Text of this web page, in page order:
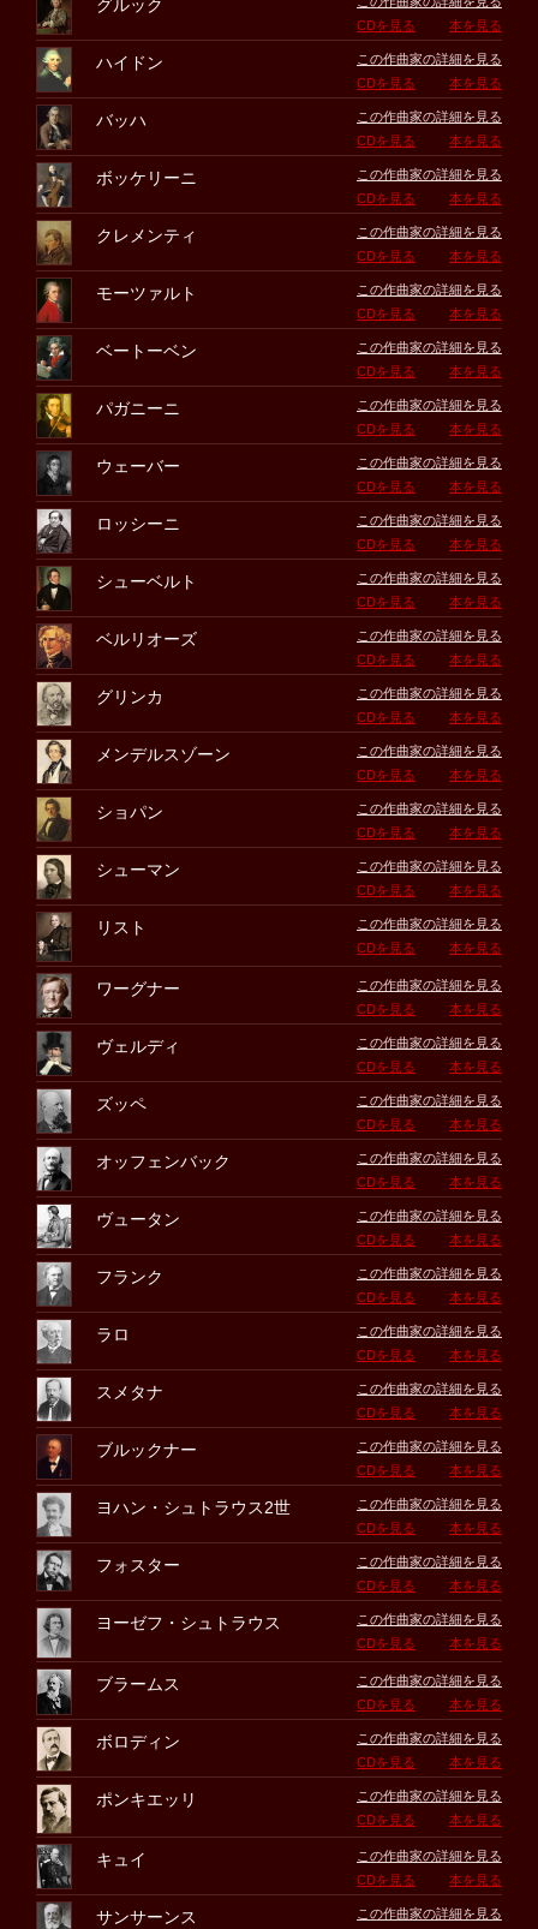
グルック
CDを見る
本を見る
ハイドン
この作曲家の詳細を見る
CDを見る
本を見る
バッハ
この作曲家の詳細を見る
CDを見る
本を見る
ボッケリーニ
この作曲家の詳細を見る
CDを見る
本を見る
クレメンティ
この作曲家の詳細を見る
CDを見る
本を見る
モーツァルト
この作曲家の詳細を見る
CDを見る
本を見る
ベートーベン
この作曲家の詳細を見る
CDを見る
本を見る
パガニーニ
この作曲家の詳細を見る
CDを見る
本を見る
ウェーバー
この作曲家の詳細を見る
CDを見る
本を見る
ロッシーニ
この作曲家の詳細を見る
CDを見る
本を見る
シューベルト
この作曲家の詳細を見る
CDを見る
本を見る
ベルリオーズ
この作曲家の詳細を見る
CDを見る
本を見る
グリンカ
この作曲家の詳細を見る
CDを見る
本を見る
メンデルスゾーン
この作曲家の詳細を見る
CDを見る
本を見る
ショパン
この作曲家の詳細を見る
CDを見る
本を見る
シューマン
この作曲家の詳細を見る
CDを見る
本を見る
リスト
この作曲家の詳細を見る
CDを見る
本を見る
ワーグナー
この作曲家の詳細を見る
CDを見る
本を見る
ヴェルディ
この作曲家の詳細を見る
CDを見る
本を見る
ズッペ
この作曲家の詳細を見る
CDを見る
本を見る
オッフェンバック
この作曲家の詳細を見る
CDを見る
本を見る
ヴュータン
この作曲家の詳細を見る
CDを見る
本を見る
フランク
この作曲家の詳細を見る
CDを見る
本を見る
ラロ
この作曲家の詳細を見る
CDを見る
本を見る
スメタナ
この作曲家の詳細を見る
CDを見る
本を見る
ブルックナー
この作曲家の詳細を見る
CDを見る
本を見る
ヨハン・シュトラウス2世
この作曲家の詳細を見る
CDを見る
本を見る
フォスター
この作曲家の詳細を見る
CDを見る
本を見る
ヨーゼフ・シュトラウス
この作曲家の詳細を見る
CDを見る
本を見る
ブラームス
この作曲家の詳細を見る
CDを見る
本を見る
ボロディン
この作曲家の詳細を見る
CDを見る
本を見る
ポンキエッリ
この作曲家の詳細を見る
CDを見る
本を見る
キュイ
この作曲家の詳細を見る
CDを見る
本を見る
サンサーンス
この作曲家の詳細を見る